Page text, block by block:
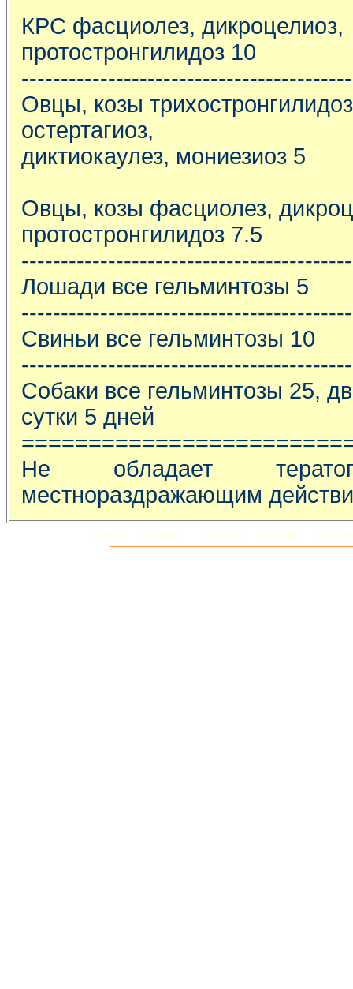
КРС фасциолез, дикроцелиоз,
протостронгилидоз 10
Овцы, козы
остертагиоз,
диктиокаулез, мониезиоз 5
Овцы, козы фасциолез,
протостронгилидоз 7.5
Лошади все гельминтозы 5
Свиньи все гельминтозы 10
Собаки все гельминтозы 25,
сутки 5 дней
Не обладает
местнораздражающим
Новости Стандарты Фотоархив Выставки